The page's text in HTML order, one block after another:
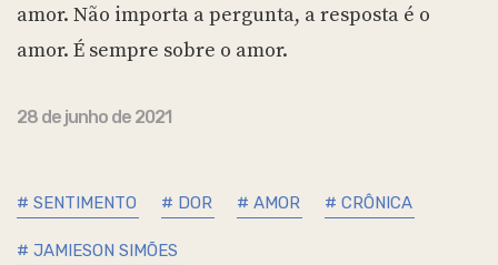
amor. Não importa a pergunta, a resposta é o
amor. É sempre sobre o amor.
28 de junho de 2021
# SENTIMENTO # DOR # AMOR # CRÔNICA
# JAMIESON SIMÕES